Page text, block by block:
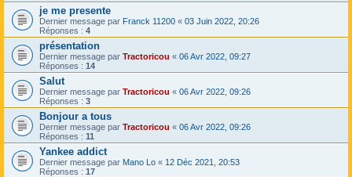
je me presente
Dernier message par Franck 11200 « 03 Juin 2022, 20:26
Réponses : 4
présentation
Dernier message par Tractoricou « 06 Avr 2022, 09:27
Réponses : 14
Salut
Dernier message par Tractoricou « 06 Avr 2022, 09:26
Réponses : 3
Bonjour a tous
Dernier message par Tractoricou « 06 Avr 2022, 09:26
Réponses : 11
Yankee addict
Dernier message par Mano Lo « 12 Déc 2021, 20:53
Réponses : 17